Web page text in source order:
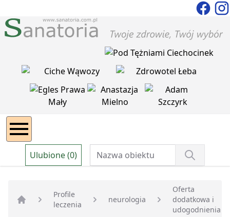
Ulubione (0)
Strona główna
Profile
leczenia
neurologia
Oferta
dodatkowa i
udogodnienia